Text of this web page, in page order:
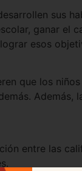
sus
ganar el
esos
que los
entre las